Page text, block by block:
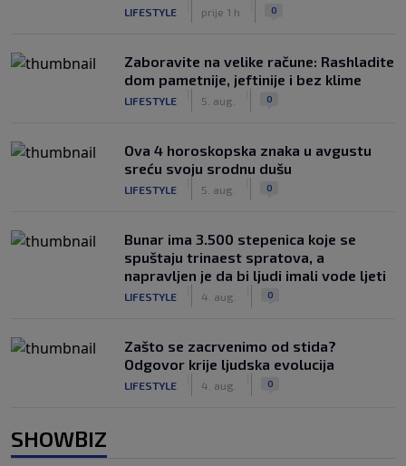
LIFESTYLE prije 1 h 0
Zaboravite na velike račune: Rashladite
dom pametnije, jeftinije i bez klime
LIFESTYLE 5. aug. 0
Ova 4 horoskopska znaka u avgustu
sreću svoju srodnu dušu
LIFESTYLE 5. aug. 0
Bunar imа 3.500 stepenica koje se
spuštaju trinaest spratova, a
napravljen je da bi ljudi imali vode ljeti
LIFESTYLE 4. aug. 0
Zašto se zacrvenimo od stida?
Odgovor krije ljudska evolucija
LIFESTYLE 4. aug. 0
SHOWBIZ